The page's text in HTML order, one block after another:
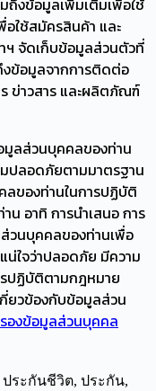
ใช้สมัครสินค้า และ
ฯ จัดเก็บข้อมูลส่วนตัวที่
งข้อมูลจากการติดต่อ
ร ข่าวสาร และผลิตภัณฑ์
ลส่วนบุคคลของท่าน
ปลอดภัยตามมาตรฐาน
ลของท่านในการปฏิบัติ
อาทิ การนำเสนอ การ
วนบุคคลของท่านเพื่อ
น่ใจว่าปลอดภัย มีความ
รปฏิบัติตามกฎหมาย
กี่ยวข้องกับข้อมูลส่วน
องข้อมูลส่วนบุคคล